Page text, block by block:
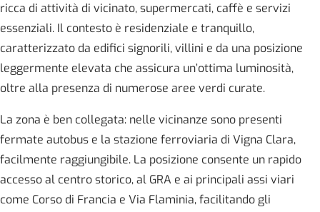
ricca di attività di vicinato, supermercati, caffè e servizi
essenziali. Il contesto è residenziale e tranquillo,
caratterizzato da edifici signorili, villini e da una posizione
leggermente elevata che assicura un’ottima luminosità,
oltre alla presenza di numerose aree verdi curate.
La zona è ben collegata: nelle vicinanze sono presenti
fermate autobus e la stazione ferroviaria di Vigna Clara,
facilmente raggiungibile. La posizione consente un rapido
accesso al centro storico, al GRA e ai principali assi viari
come Corso di Francia e Via Flaminia, facilitando gli